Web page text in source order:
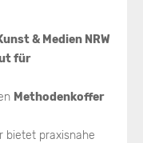
& Medien NRW
für
Methodenkoffer
bietet praxisnahe